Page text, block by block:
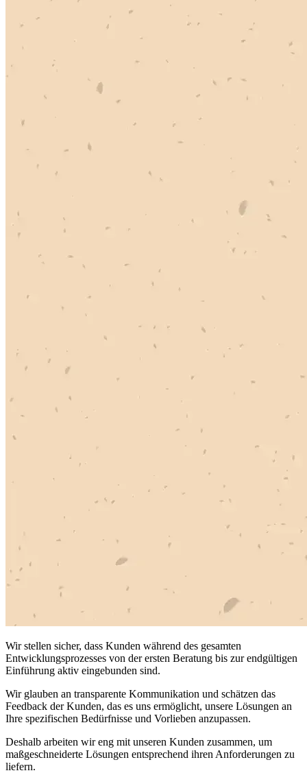
Wir stellen sicher, dass Kunden während des gesamten
Entwicklungsprozesses von der ersten Beratung bis zur endgültigen
Einführung aktiv eingebunden sind.
Wir glauben an transparente Kommunikation und schätzen das
Feedback der Kunden, das es uns ermöglicht, unsere Lösungen an
Ihre spezifischen Bedürfnisse und Vorlieben anzupassen.
Deshalb arbeiten wir eng mit unseren Kunden zusammen, um
maßgeschneiderte Lösungen entsprechend ihren Anforderungen zu
liefern.